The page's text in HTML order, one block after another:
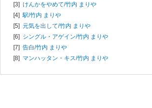
[3] けんかをやめて/竹内 まりや
[4]駅/竹内 まりや
[5] 元気を出して/竹内 まりや
[6] シングル・アゲイン/竹内 まりや
[7] 告白/竹内 まりや
[8] マンハッタン・キス/竹内 まりや